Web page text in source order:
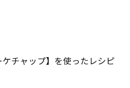
ケチャップ】を使ったレシピ